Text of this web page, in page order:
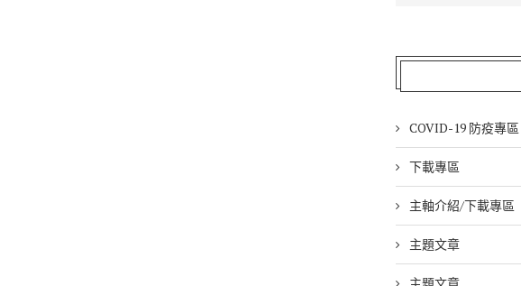
COVID-19 防疫專區
下載專區
主軸介紹/下載專區
主題文章